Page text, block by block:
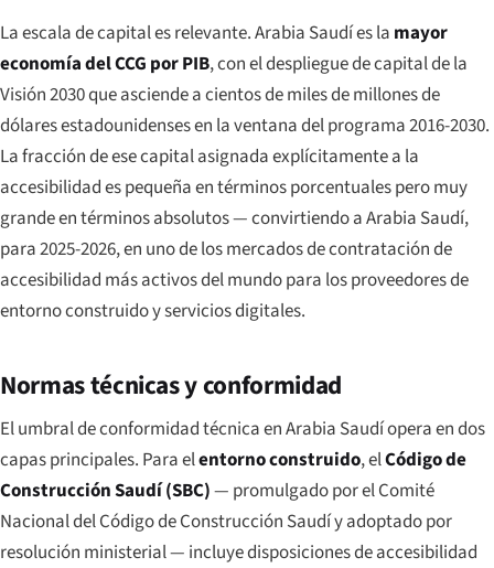
La escala de capital es relevante. Arabia Saudí es la mayor
economía del CCG por PIB, con el despliegue de capital de la
Visión 2030 que asciende a cientos de miles de millones de
dólares estadounidenses en la ventana del programa 2016-2030.
La fracción de ese capital asignada explícitamente a la
accesibilidad es pequeña en términos porcentuales pero muy
grande en términos absolutos — convirtiendo a Arabia Saudí,
para 2025-2026, en uno de los mercados de contratación de
accesibilidad más activos del mundo para los proveedores de
entorno construido y servicios digitales.
Normas técnicas y conformidad
El umbral de conformidad técnica en Arabia Saudí opera en dos
capas principales. Para elentorno construido, elCódigo de
Construcción Saudí (SBC)— promulgado por el Comité
Nacional del Código de Construcción Saudí y adoptado por
resolución ministerial — incluye disposiciones de accesibilidad